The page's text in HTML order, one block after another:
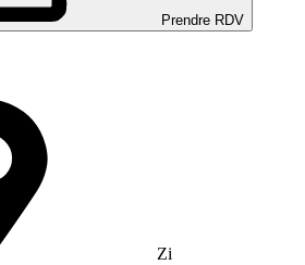
Prendre RDV
Zi